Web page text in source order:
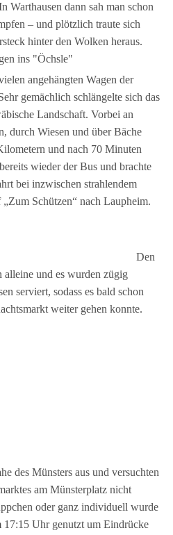
Warthausen dann sah man schon
– und plötzlich traute sich
hinter den Wolken heraus.
angehängten Wagen der
gemächlich schlängelte sich das
Landschaft. Vorbei an
durch Wiesen und über Bäche
und nach 70 Minuten
wieder der Bus und brachte
bei inzwischen strahlendem
Schützen“ nach Laupheim.
Den
alleine und es wurden zügig
serviert, sodass es bald schon
weiter gehen konnte.
des Münsters aus und versuchten
am Münsterplatz nicht
oder ganz individuell wurde
Uhr genutzt um Eindrücke